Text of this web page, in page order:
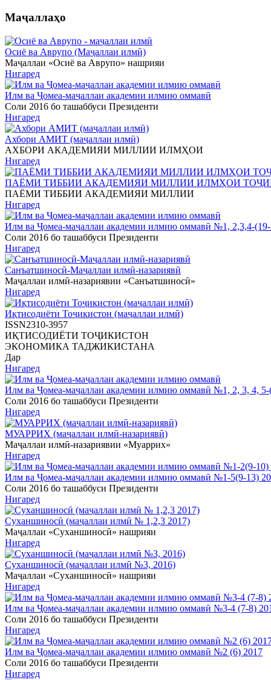
Маҷаллаҳо
Осиё ва Аврупо (Маҷаллаи илмӣ)
Маҷаллаи «Осиё ва Аврупо» нашрияи
Нигаред
Илм ва Ҷомеа-маҷаллаи академии илмию оммавӣ
Соли 2016 бо ташаббуси Президенти
Нигаред
Ахбори АМИТ (маҷаллаи илмӣ)
АХБОРИ АКАДЕМИЯИ МИЛЛИИ ИЛМҲОИ
Нигаред
ПАЁМИ ТИББИИ АКАДЕМИЯИ МИЛЛИИ ИЛМҲОИ
ПАЁМИ ТИББИИ АКАДЕМИЯИ МИЛЛИИ
Нигаред
Илм ва Ҷомеа-маҷаллаи академии илмию оммавӣ №1, 2,3,4-(19-
Соли 2016 бо ташаббуси Президенти
Нигаред
Санъатшиносӣ-Маҷаллаи илмӣ-назариявӣ
Маҷаллаи илмӣ-назариявии «Санъатшиносӣ»
Нигаред
Иқтисодиёти Тоҷикистон (маҷаллаи илмӣ)
ISSN2310-3957
ИҚТИСОДИЁТИ ТОҶИКИСТОН
ЭКОНОМИКА ТАДЖИКИСТАНА
Дар
Нигаред
Илм ва Ҷомеа-маҷаллаи академии илмию оммавӣ №1, 2, 3, 4, 5-
Соли 2016 бо ташаббуси Президенти
Нигаред
МУАРРИХ (маҷаллаи илмӣ-назариявӣ)
Маҷаллаи илмӣ-назариявии «Муаррих»
Нигаред
Илм ва Ҷомеа-маҷаллаи академии илмию оммавӣ №1-5(9-13)
Соли 2016 бо ташаббуси Президенти
Нигаред
Суханшиносӣ (маҷаллаи илмӣ № 1,2,3 2017)
Маҷаллаи «Суханшиносӣ» нашрияи
Нигаред
Суханшиносӣ (маҷаллаи илмӣ №3, 2016)
Маҷаллаи «Суханшиносӣ» нашрияи
Нигаред
Илм ва Ҷомеа-маҷаллаи академии илмию оммавӣ №3-4 (7-8)
Соли 2016 бо ташаббуси Президенти
Нигаред
Илм ва Ҷомеа-маҷаллаи академии илмию оммавӣ №2 (6) 2017
Соли 2016 бо ташаббуси Президенти
Нигаред